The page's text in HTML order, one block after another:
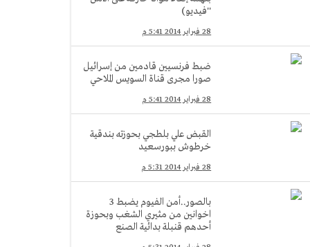
''فيديو)
28 فبراير 2014 5:41 م
ضبط فرنسيين قادمين من إسرائيل
صورا مجرى قناة السويس الملاحي
28 فبراير 2014 5:41 م
القبض علي بلطجي بحوزته بندقية
خرطوش ببورسعيد
28 فبراير 2014 5:31 م
بالصور..أمن الفيوم يضبط 3
اخوانين من مثيري الشغب وبحوزة
أحدهم قنبلة بدائية الصنع